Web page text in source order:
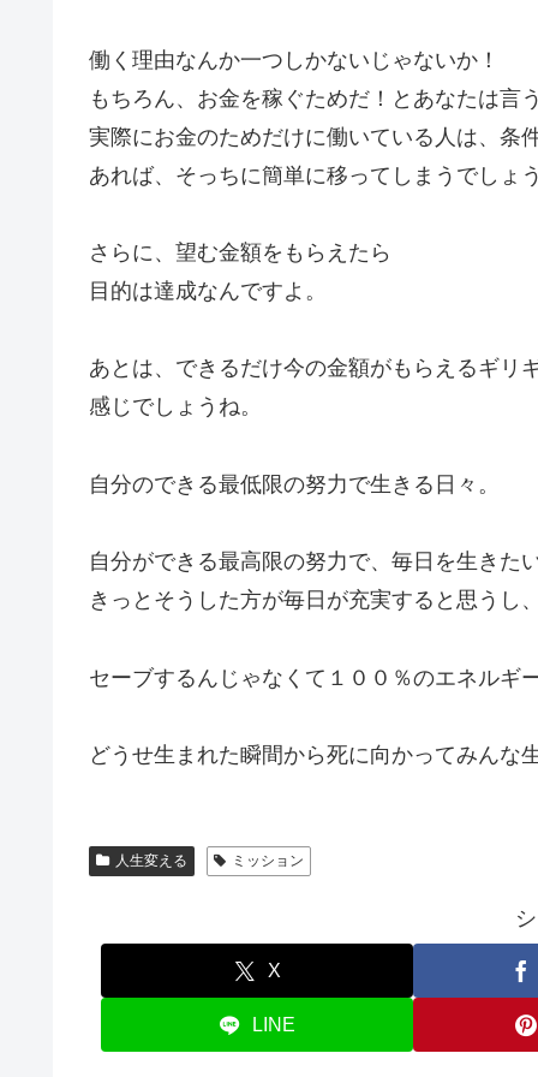
働く理由なんか一つしかないじゃないか！
もちろん、お金を稼ぐためだ！とあなたは言
実際にお金のためだけに働いている人は、条
あれば、そっちに簡単に移ってしまうでしょ
さらに、望む金額をもらえたら
目的は達成なんですよ。
あとは、できるだけ今の金額がもらえるギリ
感じでしょうね。
自分のできる最低限の努力で生きる日々。
自分ができる最高限の努力で、毎日を生きた
きっとそうした方が毎日が充実すると思うし
セーブするんじゃなくて１００％のエネルギ
どうせ生まれた瞬間から死に向かってみんな
人生変える ミッション
X
LINE